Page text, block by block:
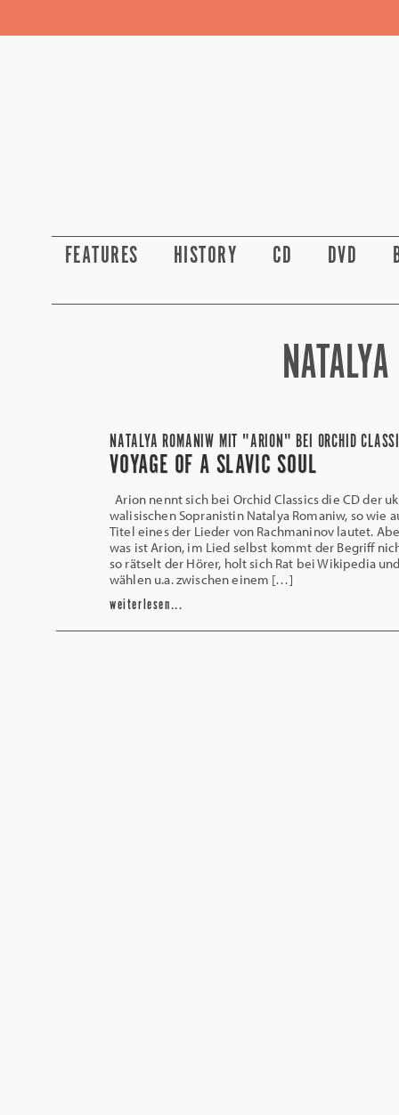
FEATURES HISTORY CD DVD
NATALYA ROMANIW MIT "ARION" BEI ORCHID
VOYAGE OF A SLAVIC SOUL
Arion nennt sich bei Orchid Classics die CD der
walisischen Sopranistin Natalya Romaniw, so wie
Titel eines der Lieder von Rachmaninov lautet.
was ist Arion, im Lied selbst kommt der Begriff
so rätselt der Hörer, holt sich Rat bei Wikipedia
wählen u.a. zwischen einem […]
weiterlesen...